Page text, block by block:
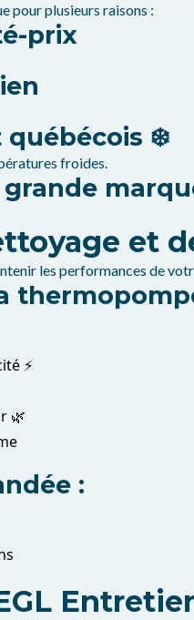
pour plusieurs raisons :
prix
québécois ❄️
froides.
grande
et
les performances de
⚡
🌿
: